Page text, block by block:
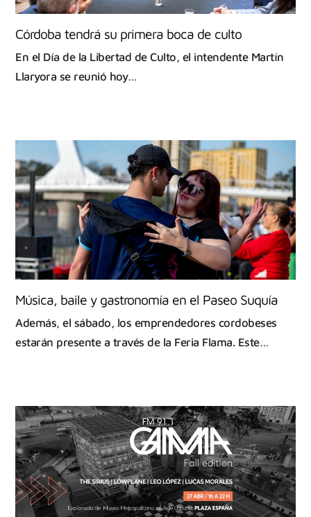
Córdoba tendrá su primera boca de culto
En el Día de la Libertad de Culto, el intendente Martín
Llaryora se reunió hoy…
Música, baile y gastronomía en el Paseo Suquía
Además, el sábado, los emprendedores cordobeses
estarán presente a través de la Feria Flama. Este…